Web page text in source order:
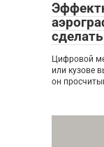
Цифровой
или кузове
он